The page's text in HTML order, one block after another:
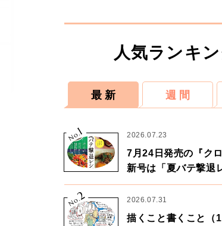
人気ランキ
最 新 週 間
No.
1 2026.07.23
7月24日発売の『ク
新号は「夏バテ撃退
No.2 2026.07.31
描くこと書くこと（